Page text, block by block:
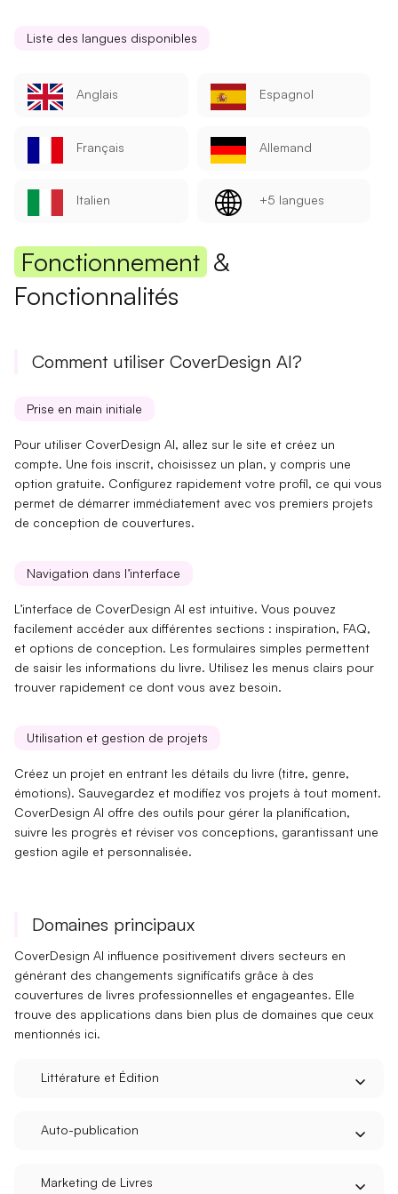
Liste des langues disponibles
Anglais Espagnol
Français Allemand
Italien +5 langues
Fonctionnement &
Fonctionnalités
Comment utiliser CoverDesign AI?
Prise en main initiale
Pour utiliser CoverDesign AI, allez sur le site et créez un
compte. Une fois inscrit, choisissez un plan, y compris une
option gratuite. Configurez rapidement votre profil, ce qui vous
permet de démarrer immédiatement avec vos premiers projets
de conception de couvertures.
Navigation dans l’interface
L’interface de CoverDesign AI est intuitive. Vous pouvez
facilement accéder aux différentes sections : inspiration, FAQ,
et options de conception. Les formulaires simples permettent
de saisir les informations du livre. Utilisez les menus clairs pour
trouver rapidement ce dont vous avez besoin.
Utilisation et gestion de projets
Créez un projet en entrant les détails du livre (titre, genre,
émotions). Sauvegardez et modifiez vos projets à tout moment.
CoverDesign AI offre des outils pour gérer la planification,
suivre les progrès et réviser vos conceptions, garantissant une
gestion agile et personnalisée.
Domaines principaux
CoverDesign AI influence positivement divers secteurs en
générant des changements significatifs grâce à des
couvertures de livres professionnelles et engageantes. Elle
trouve des applications dans bien plus de domaines que ceux
mentionnés ici.
Littérature et Édition
Auto-publication
Marketing de Livres